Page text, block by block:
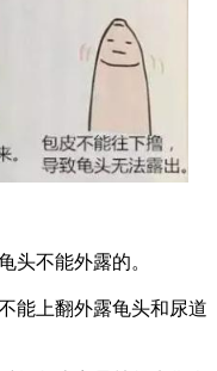
不能外露的。
上翻外露龟头和尿道